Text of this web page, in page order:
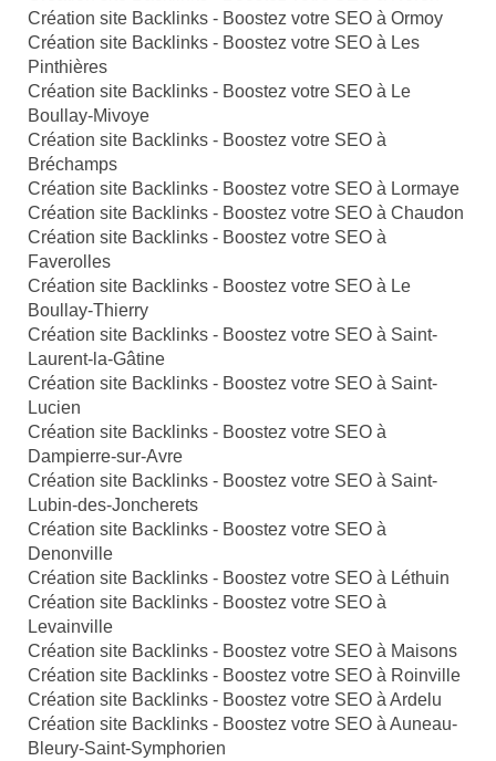
Création site Backlinks - Boostez votre SEO à Ormoy
Création site Backlinks - Boostez votre SEO à Les
Pinthières
Création site Backlinks - Boostez votre SEO à Le
Boullay-Mivoye
Création site Backlinks - Boostez votre SEO à
Bréchamps
Création site Backlinks - Boostez votre SEO à Lormaye
Création site Backlinks - Boostez votre SEO à Chaudon
Création site Backlinks - Boostez votre SEO à
Faverolles
Création site Backlinks - Boostez votre SEO à Le
Boullay-Thierry
Création site Backlinks - Boostez votre SEO à Saint-
Laurent-la-Gâtine
Création site Backlinks - Boostez votre SEO à Saint-
Lucien
Création site Backlinks - Boostez votre SEO à
Dampierre-sur-Avre
Création site Backlinks - Boostez votre SEO à Saint-
Lubin-des-Joncherets
Création site Backlinks - Boostez votre SEO à
Denonville
Création site Backlinks - Boostez votre SEO à Léthuin
Création site Backlinks - Boostez votre SEO à
Levainville
Création site Backlinks - Boostez votre SEO à Maisons
Création site Backlinks - Boostez votre SEO à Roinville
Création site Backlinks - Boostez votre SEO à Ardelu
Création site Backlinks - Boostez votre SEO à Auneau-
Bleury-Saint-Symphorien